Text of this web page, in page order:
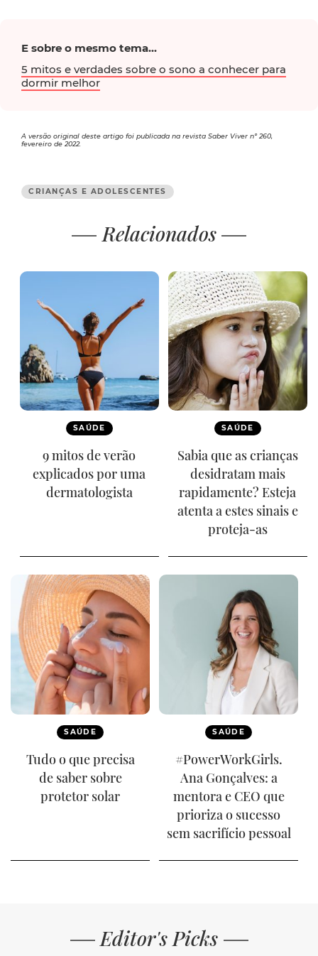
E sobre o mesmo tema...
5 mitos e verdades sobre o sono a conhecer para
dormir melhor
A versão original deste artigo foi publicada na revista Saber Viver nº 260,
fevereiro de 2022.
CRIANÇAS E ADOLESCENTES
Relacionados
SAÚDE
9 mitos de verão
explicados por uma
dermatologista
SAÚDE
Sabia que as crianças
desidratam mais
rapidamente? Esteja
atenta a estes sinais e
proteja-as
SAÚDE
Tudo o que precisa
de saber sobre
protetor solar
SAÚDE
#PowerWorkGirls.
Ana Gonçalves: a
mentora e CEO que
prioriza o sucesso
sem sacrifício pessoal
Editor's Picks